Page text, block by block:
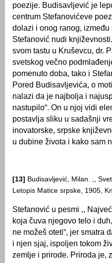
poezije. Budisavlјević je
centrum Stefanovićeve
dolazi i onog ranog,
Stefanović nudi
svom tastu u Kruševcu, dr.
svetskog večno
pomenuto doba, tako i
Pored Budisavlјevića, o
nalazi da je najbolјa i
nastupilo“. On u njoj vidi
postavlјa sliku u sadašnji
inovatorske, srpske
u dubine života i kako sam
[13] Budisavljević, Milan. ,,
Letopis Мatice srpske, 1905,
Stefanović u pesmi ,,
koja čuva njegovo telo i
ne možeš oteti“, jer smatra
i njen sjaj, ispolјen tokom
zemlјe i prirode. Priroda je,